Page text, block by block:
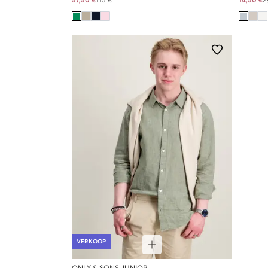
VERKOOP